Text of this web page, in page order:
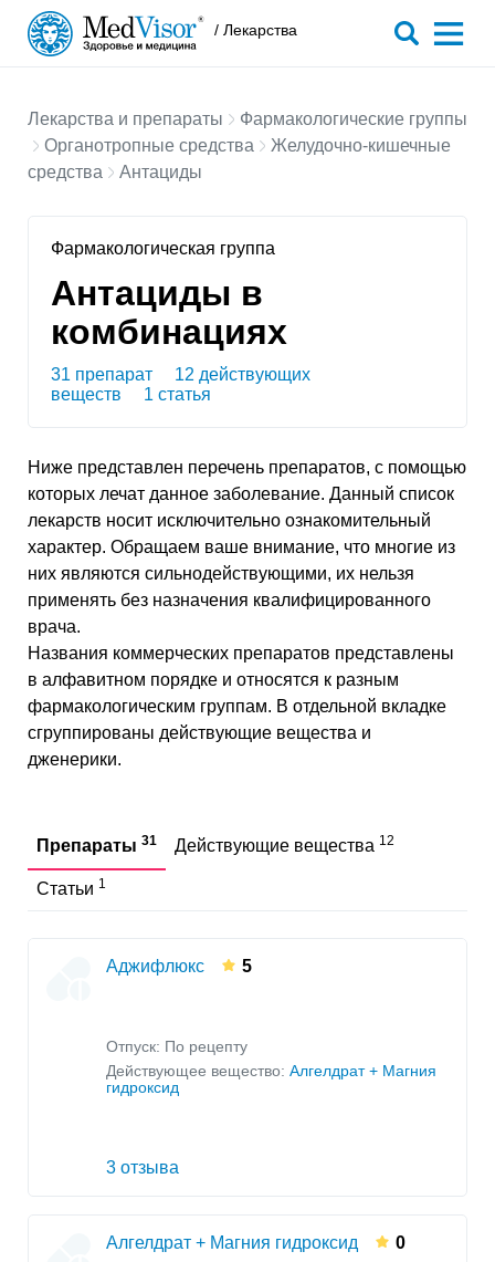
/ Лекарства
Лекарства и препараты
Фармакологические группы
Органотропные средства
Желудочно-кишечные
средства
Антациды
Фармакологическая группа
Антациды в
комбинациях
31 препарат
12 действующих
веществ
1 статья
Ниже представлен перечень препаратов, с помощью
которых лечат данное заболевание. Данный список
лекарств носит исключительно ознакомительный
характер. Обращаем ваше внимание, что многие из
них являются сильнодействующими, их нельзя
применять без назначения квалифицированного
врача.
Названия коммерческих препаратов представлены
в алфавитном порядке и относятся к разным
фармакологическим группам. В отдельной вкладке
сгруппированы действующие вещества и
дженерики.
Препараты 31 Действующие вещества 12
Статьи 1
Аджифлюкс 5
Отпуск: По рецепту
Действующее вещество: Алгелдрат + Магния
гидроксид
3 отзыва
Алгелдрат + Магния гидроксид 0